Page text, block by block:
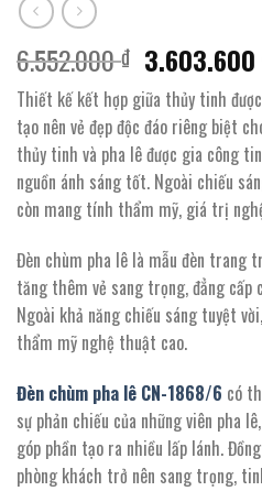
6.552.000₫ Giá
gốc
là:
6.552.000
3.603.600
Thiết kế kết hợp giữa thủy tinh
tạo nên vẻ đẹp độc đáo riêng biệt
thủy tinh và pha lê được gia công
nguồn ánh sáng tốt. Ngoài chiếu
còn mang tính thẩm mỹ, giá trị
Đèn chùm pha lê là mẫu đèn trang
tăng thêm vẻ sang trọng, đẳng
Ngoài khả năng chiếu sáng tuyệt
thẩm mỹ nghệ thuật cao.
Đèn chùm pha lê CN-1868/6 có
sự phản chiếu của những viên pha
góp phần tạo ra nhiều lấp lánh.
phòng khách trở nên sang trọng,